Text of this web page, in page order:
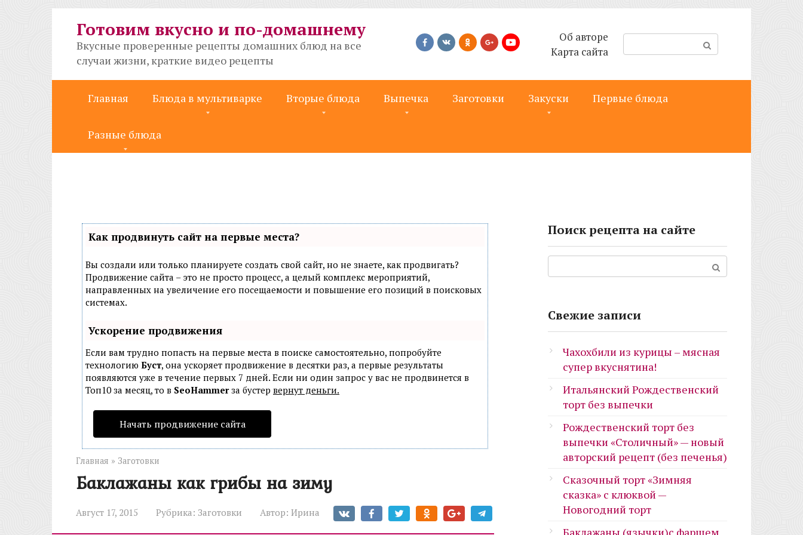
Готовим вкусно и по-домашнему
Вкусные проверенные рецепты домашних блюд на все
случаи жизни, краткие видео рецепты
Об авторе
Карта сайта
о
к
Главная Блюда в мультиварке Вторые блюда Выпечка Заготовки Закуски Первые блюда
Разные блюда
Как продвинуть сайт на первые места?
Вы создали или только планируете создать свой сайт, но не знаете, как продвигать?
Продвижение сайта – это не просто процесс, а целый комплекс мероприятий,
направленных на увеличение его посещаемости и повышение его позиций в поисковых
системах.
Ускорение продвижения
Если вам трудно попасть на первые места в поиске самостоятельно, попробуйте
технологию Буст, она ускоряет продвижение в десятки раз, а первые результаты
появляются уже в течение первых 7 дней. Если ни один запрос у вас не продвинется в
Топ10 за месяц, то в SeoHammerза бустер вернут деньги.
Начать продвижение сайта
Главная » Заготовки
Баклажаны как грибы на зиму
Август 17, 2015 Рубрика: Заготовки Автор: Ирина
Поиск рецепта на сайте
Свежие записи
Чахохбили из курицы – мясная
супер вкуснятина!
Итальянский Рождественский
торт без выпечки
Рождественский торт без
выпечки «Столичный» — новый
авторский рецепт (без печенья)
Сказочный торт «Зимняя
сказка» с клюквой —
Новогодний торт
Баклажаны (язычки)с фаршем